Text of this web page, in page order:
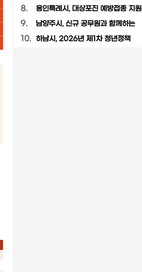
8. 용인특례시, 대상포진 예방접종 지원
9. 남양주시, 신규 공무원과 함께하는
10. 하남시, 2026년 제1차 청년정책